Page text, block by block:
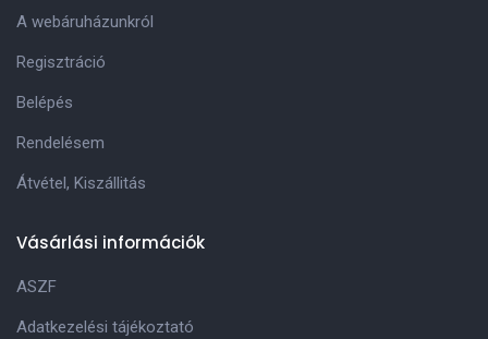
A webáruházunkról
Regisztráció
Belépés
Rendelésem
Átvétel, Kiszállitás
Vásárlási információk
ASZF
Adatkezelési tájékoztató